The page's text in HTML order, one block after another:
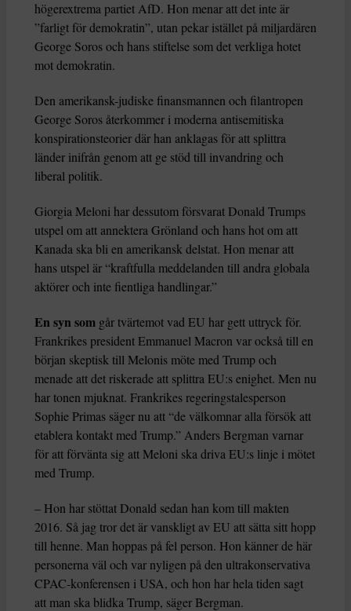
högerextrema partiet AfD. Hon menar att det inte är
”farligt för demokratin”, utan pekar istället på miljardären
George Soros och hans stiftelse som det verkliga hotet
mot demokratin.
Den amerikansk-judiske finansmannen och filantropen
George Soros återkommer i moderna antisemitiska
konspirationsteorier där han anklagas för att splittra
länder inifrån genom att ge stöd till invandring och
liberal politik.
Giorgia Meloni har dessutom försvarat Donald Trumps
utspel om att annektera Grönland och hans hot om att
Kanada ska bli en amerikansk delstat. Hon menar att
hans utspel är “kraftfulla meddelanden till andra globala
aktörer och inte fientliga handlingar.”
En syn som går tvärtemot vad EU har gett uttryck för.
Frankrikes president Emmanuel Macron var också till en
början skeptisk till Melonis möte med Trump och
menade att det riskerade att splittra EU:s enighet. Men nu
har tonen mjuknat. Frankrikes regeringstalesperson
Sophie Primas säger nu att “de välkomnar alla försök att
etablera kontakt med Trump.” Anders Bergman varnar
för att förvänta sig att Meloni ska driva EU:s linje i mötet
med Trump.
– Hon har stöttat Donald sedan han kom till makten
2016. Så jag tror det är vanskligt av EU att sätta sitt hopp
till henne. Man hoppas på fel person. Hon känner de här
personerna väl och var nyligen på den ultrakonservativa
CPAC-konferensen i USA, och hon har hela tiden sagt
att man ska blidka Trump, säger Bergman.